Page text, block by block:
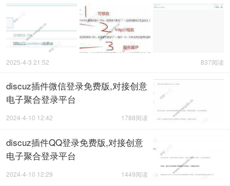
837阅读
2025-4-3 21:52
discuz插件微信登录免费版,对接创意
电子聚合登录平台
1788阅读
2024-4-10 12:42
discuz插件QQ登录免费版,对接创意
电子聚合登录平台
1449阅读
2024-4-10 12:29